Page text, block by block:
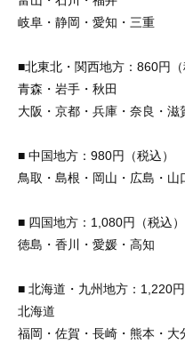
岐阜・静岡・愛知・三重
■北東北・関西地方：860円（
青森・岩手・秋田
大阪・京都・兵庫・奈良・滋
■ 中国地方：980円（税込）
鳥取・島根・岡山・広島・山
■ 四国地方：1,080円（税込）
徳島・香川・愛媛・高知
■ 北海道・九州地方：1,220円
北海道
福岡・佐賀・長崎・熊本・大